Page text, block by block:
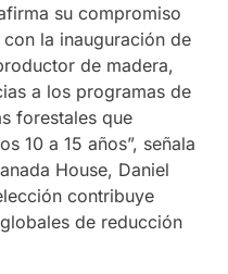
su compromiso
la inauguración de
de madera,
a los programas de
forestales que
10 a 15 años”, señala
House, Daniel
contribuye
de reducción